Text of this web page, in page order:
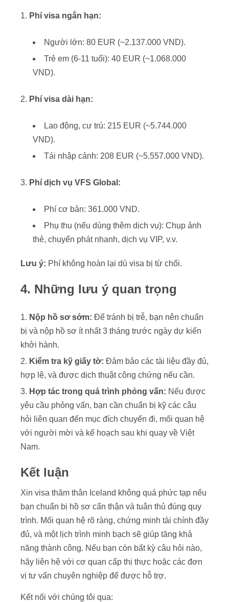
Phí visa ngắn hạn:
Người lớn: 80 EUR (~2.137.000 VND).
Trẻ em (6-11 tuổi): 40 EUR (~1.068.000
VND).
Phí visa dài hạn:
Lao động, cư trú: 215 EUR (~5.744.000
VND).
Tái nhập cảnh: 208 EUR (~5.557.000 VND).
Phí dịch vụ VFS Global:
Phí cơ bản: 361.000 VND.
Phụ thu (nếu dùng thêm dịch vụ): Chụp ảnh
thẻ, chuyển phát nhanh, dịch vụ VIP, v.v.
Lưu ý: Phí không hoàn lại dù visa bị từ chối.
4. Những lưu ý quan trọng
Nộp hồ sơ sớm: Để tránh bị trễ, bạn nên chuẩn
bị và nộp hồ sơ ít nhất 3 tháng trước ngày dự kiến
khởi hành.
Kiểm tra kỹ giấy tờ: Đảm bảo các tài liệu đầy đủ,
hợp lệ, và được dịch thuật công chứng nếu cần.
Hợp tác trong quá trình phỏng vấn: Nếu được
yêu cầu phỏng vấn, bạn cần chuẩn bị kỹ các câu
hỏi liên quan đến mục đích chuyến đi, mối quan hệ
với người mời và kế hoạch sau khi quay về Việt
Nam.
Kết luận
Xin visa thăm thân Iceland không quá phức tạp nếu
bạn chuẩn bị hồ sơ cẩn thận và tuân thủ đúng quy
trình. Mối quan hệ rõ ràng, chứng minh tài chính đầy
đủ, và một lịch trình minh bạch sẽ giúp tăng khả
năng thành công. Nếu bạn còn bất kỳ câu hỏi nào,
hãy liên hệ với cơ quan cấp thị thực hoặc các đơn
vị tư vấn chuyên nghiệp để được hỗ trợ.
Kết nối với chúng tôi qua: